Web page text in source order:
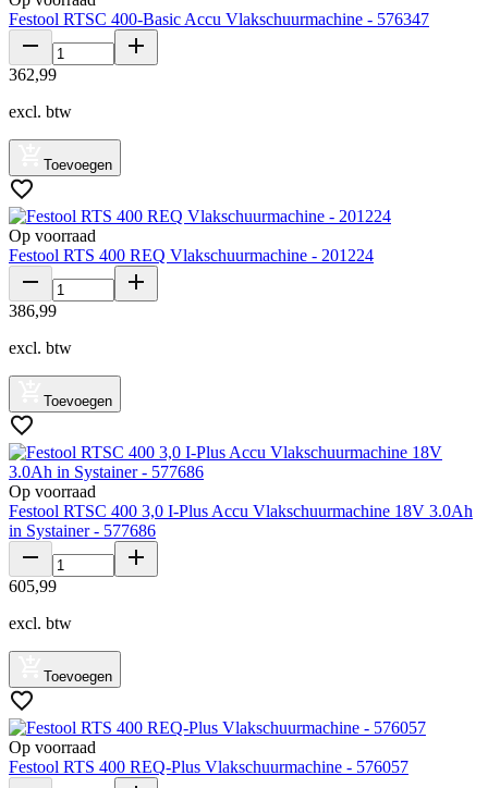
Festool RTSC 400-Basic Accu Vlakschuurmachine - 576347
362,99
excl. btw
Toevoegen
Op voorraad
Festool RTS 400 REQ Vlakschuurmachine - 201224
386,99
excl. btw
Toevoegen
Op voorraad
Festool RTSC 400 3,0 I-Plus Accu Vlakschuurmachine 18V 3.0Ah
in Systainer - 577686
605,99
excl. btw
Toevoegen
Op voorraad
Festool RTS 400 REQ-Plus Vlakschuurmachine - 576057